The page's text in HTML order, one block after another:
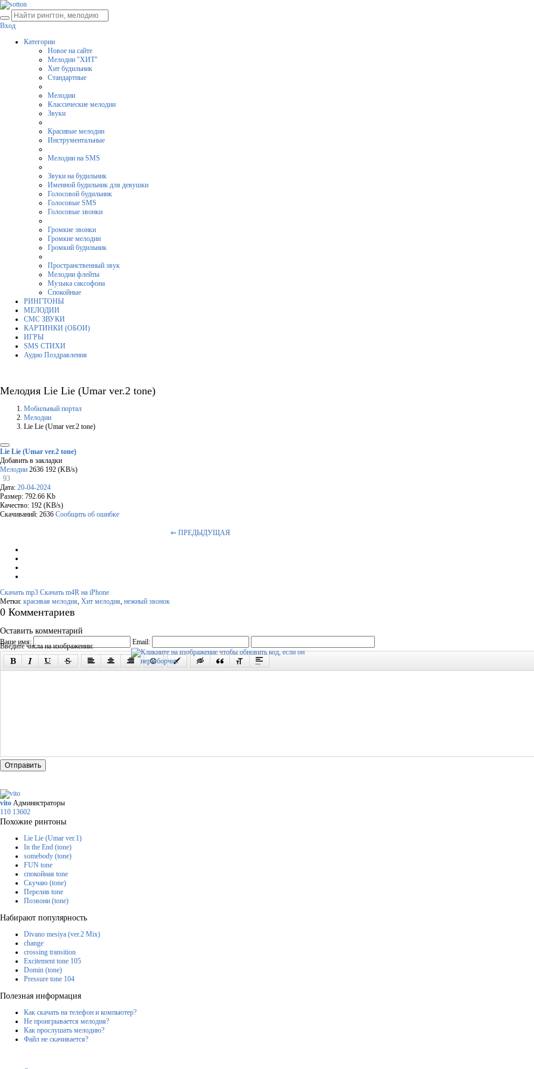
Вход
Категории
Новое на сайте
Мелодии "ХИТ"
Хит будильник
Стандартные
Мелодии
Классические мелодии
Звуки
Красивые мелодии
Инструментальные
Мелодии на SMS
Звуки на будильник
Именной будильник для девушки
Голосовой будильник
Голосовые SMS
Голосовые звонки
Громкие звонки
Громкие мелодии
Громкий будильник
Пространственный звук
Мелодии флейты
Музыка саксофона
Спокойные
РИНГТОНЫ
МЕЛОДИИ
СМС ЗВУКИ
КАРТИНКИ (ОБОИ)
ИГРЫ
SMS СТИХИ
Аудио Поздравления
Мелодия Lie Lie (Umar ver.2 tone)
Мобильный портал
Мелодии
Lie Lie (Umar ver.2 tone)
Lie Lie (Umar ver.2 tone)
Добавить в закладки
Мелодии 2636 192 (KB/s)
93
Дата: 20-04-2024
Размер: 792.66 Kb
Качество: 192 (KB/s)
Скачиваний: 2636 Сообщить об ошибке
⇐ ПРЕДЫДУЩАЯ
Скачать mp3 Скачать m4R на iPhone
Метки: красивая мелодия, Хит мелодия, нежный звонок
0 Комментариев
Оставить комментарий
Ваше имя: Email:
Введите числа на изображении:
Отправить
vito Администраторы
110 13602
Похожие ринтоны
Lie Lie (Umar ver.1)
In the End (tone)
somebody (tone)
FUN tone
спокойная tone
Скучаю (tone)
Перелив tone
Позвони (tone)
Набирают популярность
Divano mesiya (ver.2 Mix)
change
crossing transition
Excitement tone 105
Domin (tone)
Pressure tone 104
Полезная информация
Как скачать на телефон и компьютер?
Не проигрывается мелодия?
Как прослушать мелодию?
Файл не скачивается?